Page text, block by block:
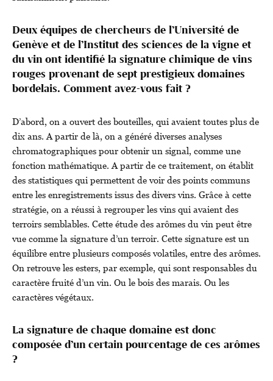
Deux équipes de chercheurs de l’Université de
Genève et de l’Institut des sciences de la vigne et
du vin ont identifié la signature chimique de vins
rouges provenant de sept prestigieux domaines
bordelais. Comment avez-vous fait ?
D’abord, on a ouvert des bouteilles, qui avaient toutes plus de
dix ans. A partir de là, on a généré diverses analyses
chromatographiques pour obtenir un signal, comme une
fonction mathématique. A partir de ce traitement, on établit
des statistiques qui permettent de voir des points communs
entre les enregistrements issus des divers vins. Grâce à cette
stratégie, on a réussi à regrouper les vins qui avaient des
terroirs semblables. Cette étude des arômes du vin peut être
vue comme la signature d’un terroir. Cette signature est un
équilibre entre plusieurs composés volatiles, entre des arômes.
On retrouve les esters, par exemple, qui sont responsables du
caractère fruité d’un vin. Ou le bois des marais. Ou les
caractères végétaux.
La signature de chaque domaine est donc
composée d’un certain pourcentage de ces arômes
?